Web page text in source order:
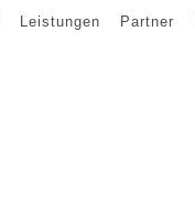
Leistungen Partner